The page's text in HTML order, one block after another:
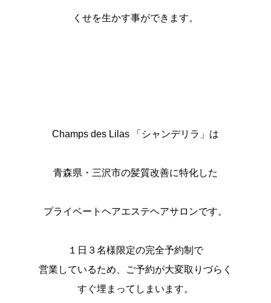
くせを生かす事ができます。
Champs des Lilas 「シャンデリラ」は
青森県・三沢市の髪質改善に特化した
プライベートヘアエステヘアサロンです。
１日３名様限定の完全予約制で
営業しているため、ご予約が大変取りづらく
すぐ埋まってしまいます。